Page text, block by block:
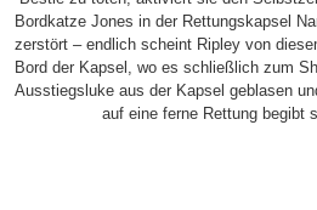
Bordkatze Jones in der Rettungskapsel
zerstört – endlich scheint Ripley von
Bord der Kapsel, wo es schließlich zum
Ausstiegsluke aus der Kapsel geblasen
auf eine ferne Rettung begibt